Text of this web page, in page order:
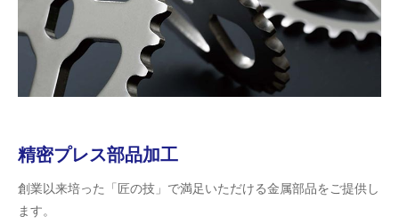
精密プレス部品加工
創業以来培った「匠の技」で満足いただける金属部品をご提供し
ます。